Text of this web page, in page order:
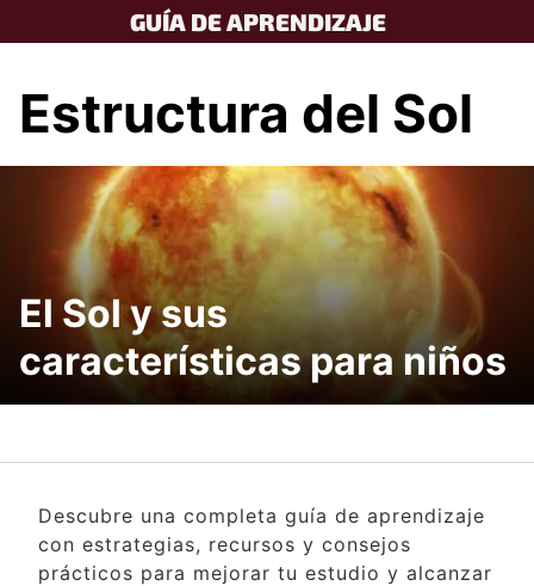
to
GUÍA DE APRENDIZAJE
Estructura del Sol
El Sol y sus
características para niños
Descubre una completa guía de aprendizaje
con estrategias, recursos y consejos
prácticos para mejorar tu estudio y alcanzar